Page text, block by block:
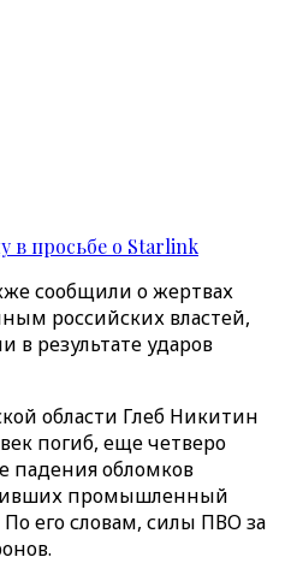
в просьбе о Starlink
сообщили о жертвах
российских властей,
в результате ударов
области Глеб Никитин
погиб, еще четверо
падения обломков
промышленный
его словам, силы ПВО за